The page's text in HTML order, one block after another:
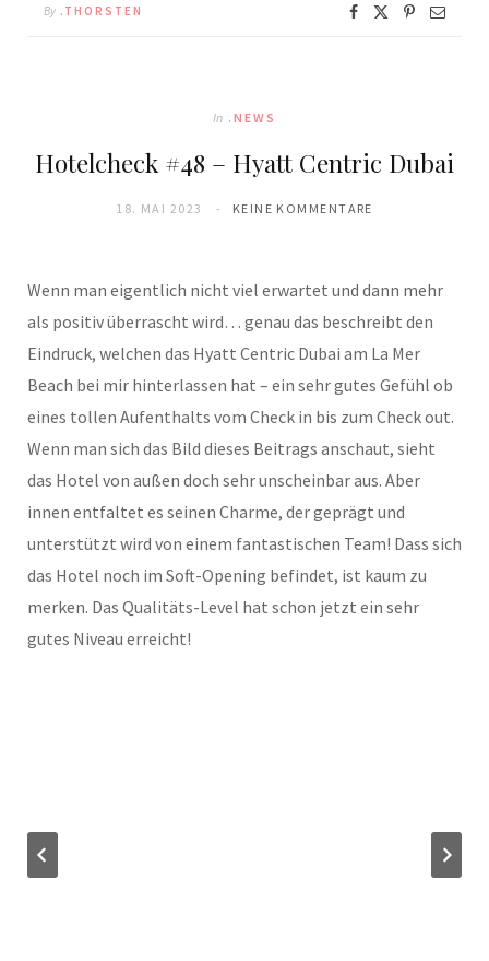
By .THORSTEN
In .NEWS
Hotelcheck #48 – Hyatt Centric Dubai
18. MAI 2023 KEINE KOMMENTARE
Wenn man eigentlich nicht viel erwartet und dann mehr
als positiv überrascht wird… genau das beschreibt den
Eindruck, welchen das Hyatt Centric Dubai am La Mer
Beach bei mir hinterlassen hat – ein sehr gutes Gefühl ob
eines tollen Aufenthalts vom Check in bis zum Check out.
Wenn man sich das Bild dieses Beitrags anschaut, sieht
das Hotel von außen doch sehr unscheinbar aus. Aber
innen entfaltet es seinen Charme, der geprägt und
unterstützt wird von einem fantastischen Team! Dass sich
das Hotel noch im Soft-Opening befindet, ist kaum zu
merken. Das Qualitäts-Level hat schon jetzt ein sehr
gutes Niveau erreicht!